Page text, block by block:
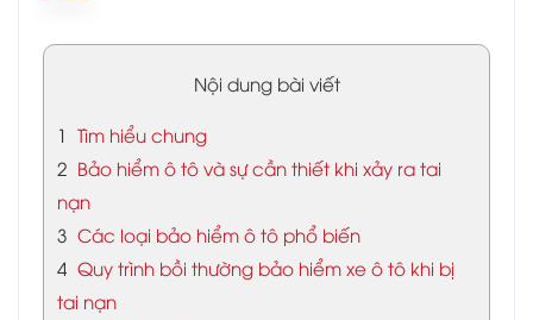
Nội dung bài viết
1 Tìm hiểu chung
2 Bảo hiểm ô tô và sự cần thiết khi xảy ra tai
nạn
3 Các loại bảo hiểm ô tô phổ biến
4 Quy trình bồi thường bảo hiểm xe ô tô khi bị
tai nạn